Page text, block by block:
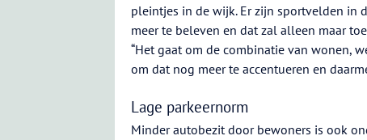
pleintjes in de wijk. Er zijn sportvelden in
meer te beleven en dat zal alleen maar
“Het gaat om de combinatie van wonen,
om dat nog meer te accentueren en
Lage parkeernorm
Minder autobezit door bewoners is ook